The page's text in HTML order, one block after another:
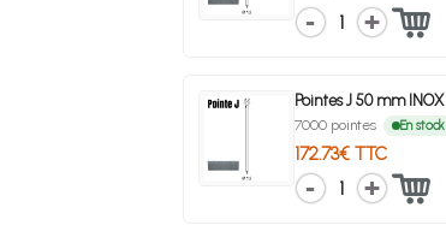
1
Pointes J 50 mm INOX
7000 pointes En stock
172.73€ TTC
1